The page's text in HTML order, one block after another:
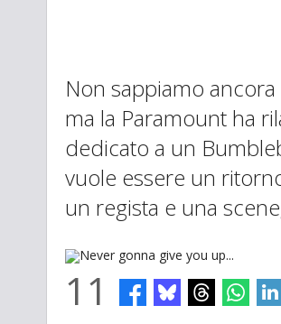
Non sappiamo
ma la Paramount ha
dedicato a un
vuole essere un
un regista e una
11